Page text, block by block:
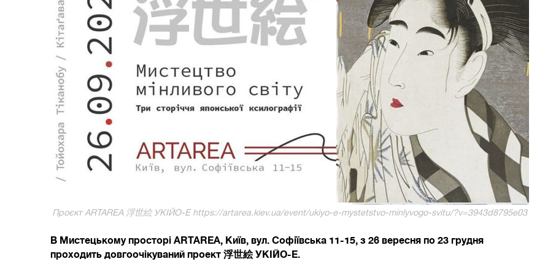
Проєкт ARTAREA 浮世絵 УКІЙО-Е https://artarea.kiev.ua/event/ukiyo-e-mystetstvo-minlyvogo-svitu/?v=3943d8795e03
В Мистецькому просторі ARTAREA, Київ, вул. Софіївська 11-15, з 26 вересня по 23 грудня
проходить довгоочікуваний проект 浮世絵 УКІЙО-Е.